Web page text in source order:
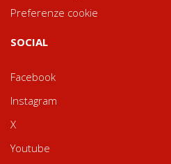
Preferenze cookie
SOCIAL
Facebook
Instagram
X
Youtube